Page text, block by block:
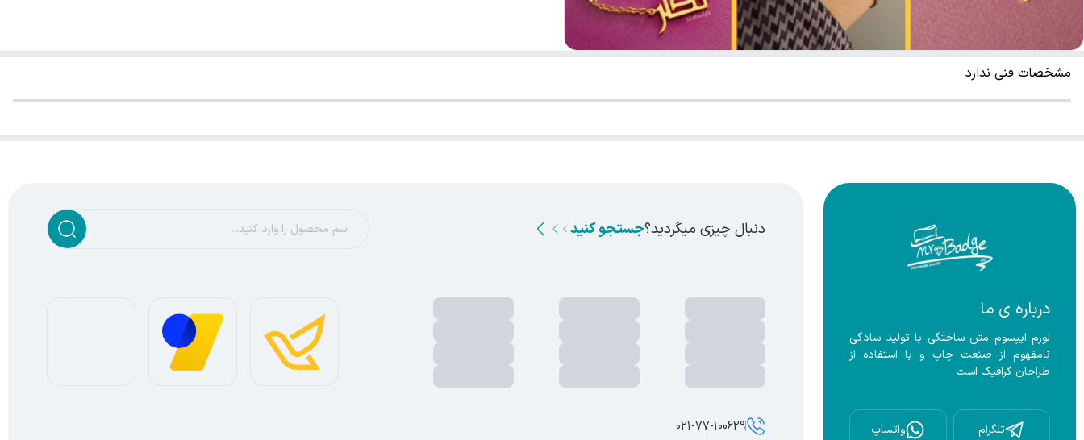
مشخصات فنی ندارد
درباره ی ما
طراحان گرافیک است
تلگرام واتساپ
دنبال چیزی میگردید؟جستجو کنید
021-77-100629